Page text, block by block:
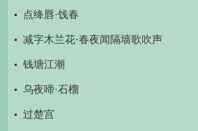
点绛唇·饯春
减字木兰花·春夜闻隔墙歌吹声
钱塘江潮
乌夜啼·石榴
过楚宫